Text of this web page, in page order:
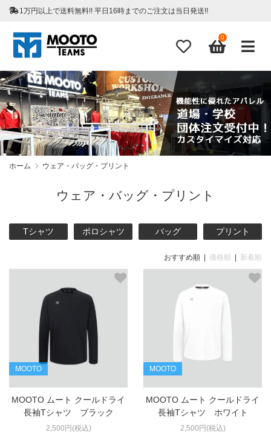
1万円以上で送料無料!! 平日16時までのご注文は当日発送!!
0
ホーム ウェア・バッグ・プリント
ウェア・バッグ・プリント
Tシャツ ポロシャツ バッグ プリント
おすすめ順 | 価格順 新着順
MOOTO
MOOTO ムート クールドライ
長袖Tシャツ ブラック
2,500円(税込)
MOOTO
MOOTO ムート クールドライ
長袖Tシャツ ホワイト
2,500円(税込)